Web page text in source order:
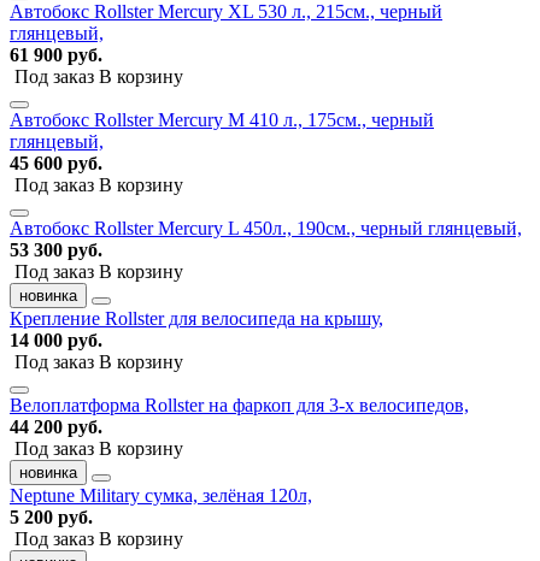
Автобокс Rollster Mercury XL 530 л., 215см., черный
глянцевый,
61 900 руб.
Под заказ В корзину
Автобокс Rollster Mercury M 410 л., 175см., черный
глянцевый,
45 600 руб.
Под заказ В корзину
Автобокс Rollster Mercury L 450л., 190см., черный глянцевый,
53 300 руб.
Под заказ В корзину
новинка
Крепление Rollster для велосипеда на крышу,
14 000 руб.
Под заказ В корзину
Велоплатформа Rollster на фаркоп для 3-х велосипедов,
44 200 руб.
Под заказ В корзину
новинка
Neptune Military сумка, зелёная 120л,
5 200 руб.
Под заказ В корзину